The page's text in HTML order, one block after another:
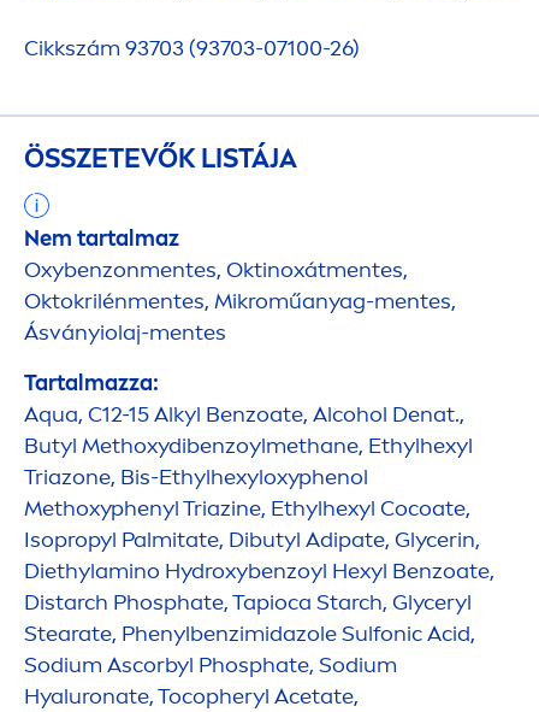
Cikkszám 93703 (93703-07100-26)
ÖSSZETEVŐK LISTÁJA
Nem tartalmaz
Oxybenzonmentes, Oktinoxátmentes,
Oktokrilénmentes, Mikroműanyag-mentes,
Ásványiolaj-mentes
Tartalmazza:
Aqua, C12-15 Alkyl Benzoate, Alcohol Denat.,
Butyl Methoxydibenzoylmethane, Ethylhexyl
Triazone, Bis-Ethylhexyloxyphenol
Methoxyphenyl Triazine, Ethylhexyl Cocoate,
Isopropyl Palmitate, Dibutyl Adipate, Glycerin,
Diethylamino Hydroxybenzoyl Hexyl Benzoate,
Distarch Phosphate, Tapioca Starch, Glyceryl
Stearate, Phenylbenzimidazole Sulfonic Acid,
Sodium Ascorbyl Phosphate, Sodium
Hyaluronate, Tocopheryl Acetate,